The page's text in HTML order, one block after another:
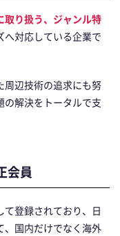
取り扱う、ジャンル特
へ対応している企業で
周辺技術の追求にも努
の解決をトータルで支
会員
て登録されており、日
、国内だけでなく海外